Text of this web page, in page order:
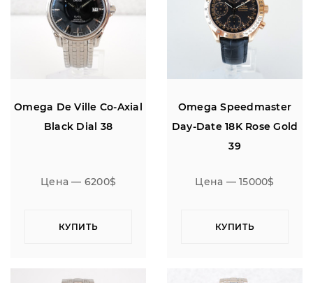
Omega De Ville Co-Axial
Black Dial 38
Цена — 6200$
КУПИТЬ
Omega Speedmaster
Day-Date 18K Rose Gold
39
Цена — 15000$
КУПИТЬ